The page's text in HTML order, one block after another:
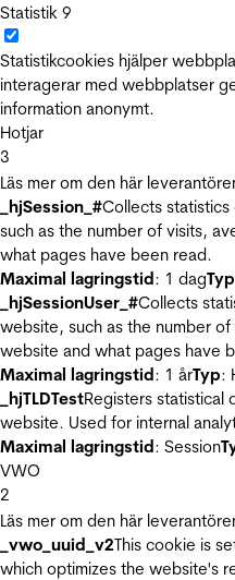
Statistik 9
Statistikcookies hjälper
interagerar med webbplatser
information anonymt.
Hotjar
3
Läs mer om den här
_hjSession_#Collects
such as the number of visits,
what pages have been read.
Maximal lagringstid: 1 dagTyp
_hjSessionUser_#Collects
website, such as the number
website and what pages have
Maximal lagringstid: 1 årTyp:
_hjTLDTestRegisters statistical
website. Used for internal
Maximal lagringstid: Session
VWO
2
Läs mer om den här
_vwo_uuid_v2This cookie is
which optimizes the website's